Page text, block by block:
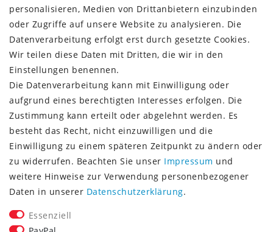
Rückgabeinformationen
Zahlungsinformationen
Vorkasse (3% Rabatt)
Paypal
Kauf auf Rechnung (Paypalservice)
Lastschrift (Paypalservice)
Kreditkarte (Paypalservice)
SOCIAL MEDIA
personalisieren, Medien von Drittanbietern einzubinden
oder Zugriffe auf unsere Website zu analysieren. Die
Datenverarbeitung erfolgt erst durch gesetzte Cookies.
Wir teilen diese Daten mit Dritten, die wir in den
Einstellungen benennen.
Die Datenverarbeitung kann mit Einwilligung oder
aufgrund eines berechtigten Interesses erfolgen. Die
Zustimmung kann erteilt oder abgelehnt werden. Es
besteht das Recht, nicht einzuwilligen und die
Einwilligung zu einem späteren Zeitpunkt zu ändern oder
zu widerrufen. Beachten Sie unser Impressum und
weitere Hinweise zur Verwendung personenbezogener
Daten in unserer Daten­schutz­erklärung.
Essenziell